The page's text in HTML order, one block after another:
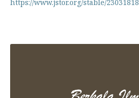
https://www.jstor.org/stable/23031818